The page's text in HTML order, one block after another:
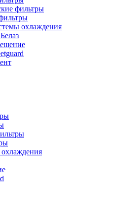
фильтры
охлаждения